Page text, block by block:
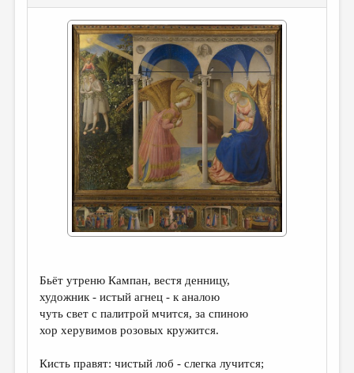
ПРАВИЛА САЙТА
ОТДЕЛЫ И РУБРИКИ
ИЗБРАННОЕ
ДАЙДЖЕСТ
ПРОИЗВЕДЕНИЯ
ПЕРЕВОДЫ
КОНКУРСЫ
ДЕТСКАЯ КОМНАТА
ОБЗОР ЛИТЕРАТУРЫ
СТРАНИЦЫ ПАМЯТИ
Бьёт утреню Кампан, вестя денницу,
художник - истый агнец - к аналою
чуть свет с палитрой мчится, за спиною
хор херувимов розовых кружится.
Кисть правят: чистый лоб - слегка лучится;